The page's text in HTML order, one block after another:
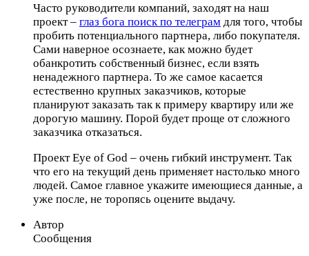
Часто руководители компаний, заходят на наш
проект – глаз бога поиск по телеграм для того, чтобы
пробить потенциального партнера, либо покупателя.
Сами наверное осознаете, как можно будет
обанкротить собственный бизнес, если взять
ненадежного партнера. То же самое касается
естественно крупных заказчиков, которые
планируют заказать так к примеру квартиру или же
дорогую машину. Порой будет проще от сложного
заказчика отказаться.
Проект Eye of God – очень гибкий инструмент. Так
что его на текущий день применяет настолько много
людей. Самое главное укажите имеющиеся данные, а
уже после, не торопясь оцените выдачу.
Автор
Сообщения